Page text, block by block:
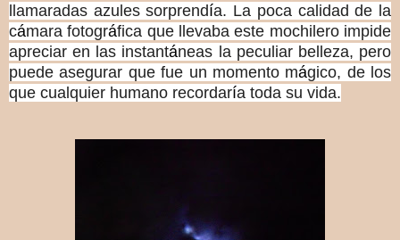
llamaradas azules sorprendía. La poca calidad de la
cámara fotográfica que llevaba este mochilero impide
apreciar en las instantáneas la peculiar belleza, pero
puede asegurar que fue un momento mágico, de los
que cualquier humano recordaría toda su vida.